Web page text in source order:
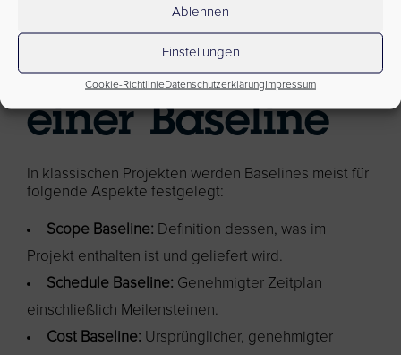
Ablehnen
Einstellungen
Cookie-RichtlinieDatenschutzerklärungImpressum
Typische
Komponenten
einer Baseline
In klassischen Projekten werden Baselines meist für
folgende Aspekte festgelegt:
Scope Baseline: Definition dessen, was im
Projekt enthalten ist und geliefert wird.
Schedule Baseline: Genehmigter Zeitplan
einschließlich Meilensteinen.
Cost Baseline: Ursprünglicher, genehmigter